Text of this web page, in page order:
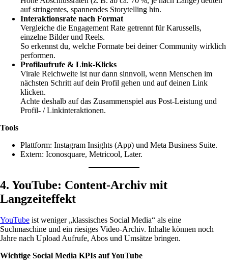
auf stringentes, spannendes Storytelling hin.
Interaktionsrate nach Format
Vergleiche die Engagement Rate getrennt für Karussells,
einzelne Bilder und Reels.
So erkennst du, welche Formate bei deiner Community wirklich
performen.
Profilaufrufe & Link-Klicks
Virale Reichweite ist nur dann sinnvoll, wenn Menschen im
nächsten Schritt auf dein Profil gehen und auf deinen Link
klicken.
Achte deshalb auf das Zusammenspiel aus Post-Leistung und
Profil- / Linkinteraktionen.
Tools
Plattform: Instagram Insights (App) und Meta Business Suite.
Extern: Iconosquare, Metricool, Later.
4. YouTube: Content-Archiv mit
Langzeiteffekt
YouTube ist weniger „klassisches Social Media“ als eine
Suchmaschine und ein riesiges Video-Archiv. Inhalte können noch
Jahre nach Upload Aufrufe, Abos und Umsätze bringen.
Wichtige Social Media KPIs auf YouTube